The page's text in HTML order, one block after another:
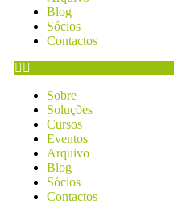
Blog
Sócios
Contactos
Sobre
Soluções
Cursos
Eventos
Arquivo
Blog
Sócios
Contactos